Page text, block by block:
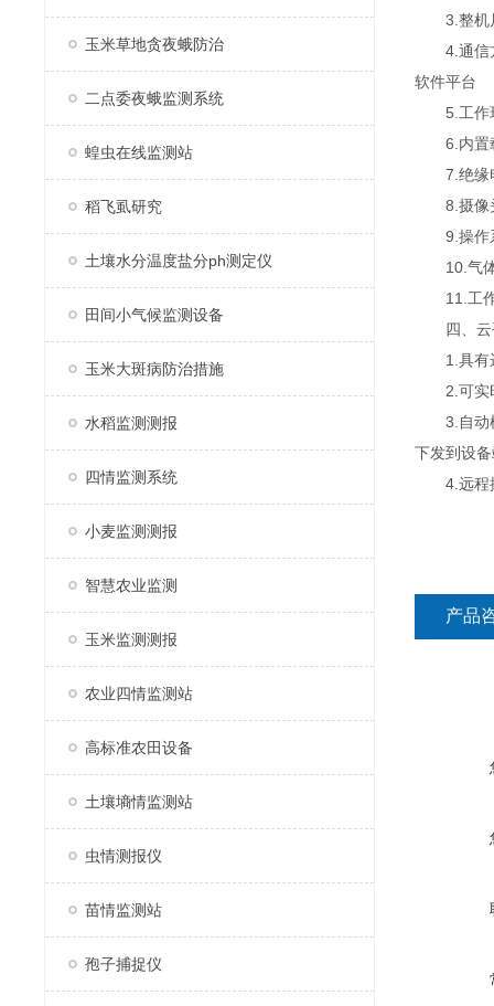
玉米草地贪夜蛾防治
二点委夜蛾监测系统
蝗虫在线监测站
稻飞虱研究
土壤水分温度盐分ph测定仪
田间小气候监测设备
玉米大斑病防治措施
水稻监测测报
四情监测系统
小麦监测测报
智慧农业监测
玉米监测测报
农业四情监测站
高标准农田设备
土壤墒情监测站
虫情测报仪
苗情监测站
孢子捕捉仪
3.整机尺
4.通信方
软件平台
5.工作环
6.内置载
7.绝缘
8.摄像
9.操作
10.气体
11.工作
四、云
1.具有远
2.可实时
3.自动模
下发到设
4.远程控
产品